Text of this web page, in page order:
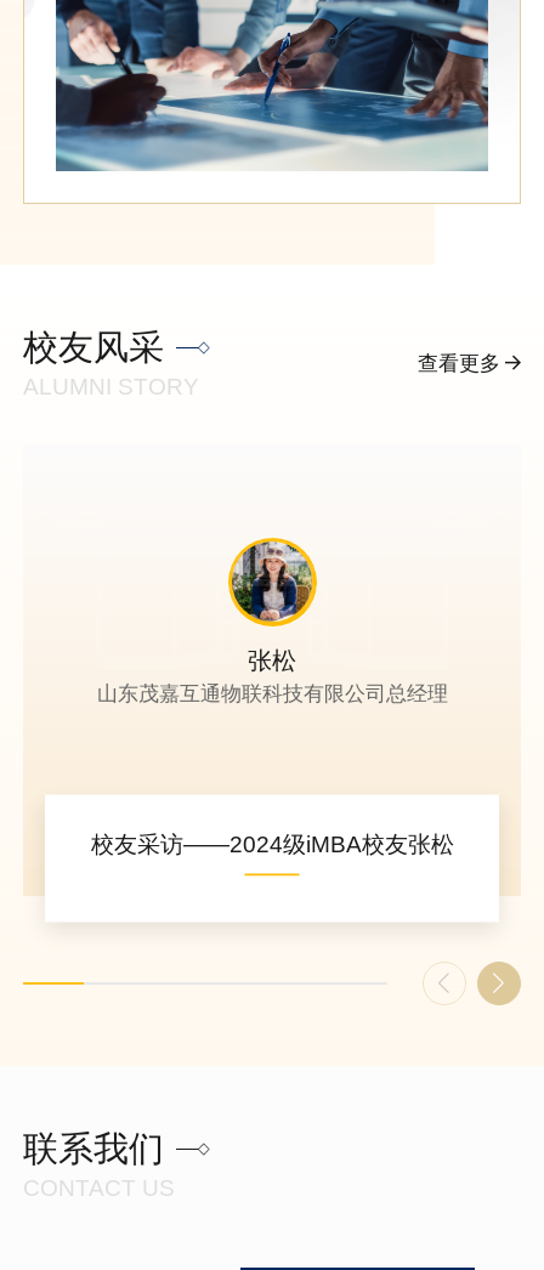
校友风采
ALUMNI STORY
查看更多
张松
山东茂嘉互通物联科技有限公司总经理
校友采访——2024级iMBA校友张松
联系我们
CONTACT US